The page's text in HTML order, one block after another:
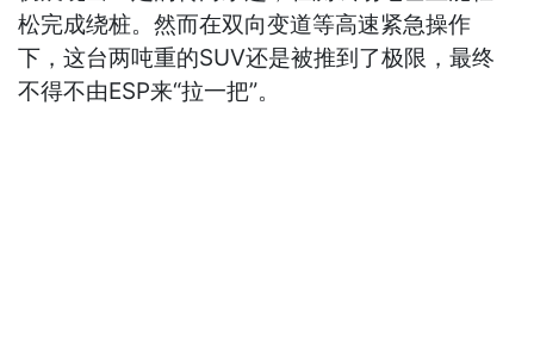
松完成绕桩。然而在双向变道等高速紧急操作
下，这台两吨重的SUV还是被推到了极限，最终
不得不由ESP来“拉一把”。